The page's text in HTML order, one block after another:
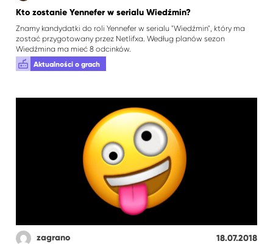
Kto zostanie Yennefer w serialu Wiedźmin?
Znamy kandydatki do roli Yennefer w serialu "Wiedźmin", który ma
zostać przygotowany przez Netlifxa. Według planów sezon
Wiedźmina ma mieć 8 odcinków.
Aktualności o grach
zagrano
18.07.2018